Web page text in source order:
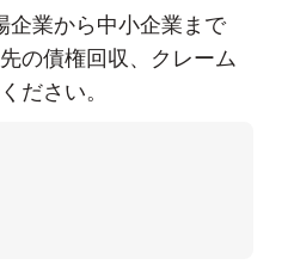
企業から中小企業まで
の債権回収、クレーム
ださい。